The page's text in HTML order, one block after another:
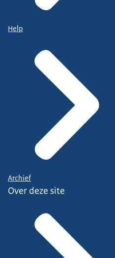
Help
Archief
Over deze site